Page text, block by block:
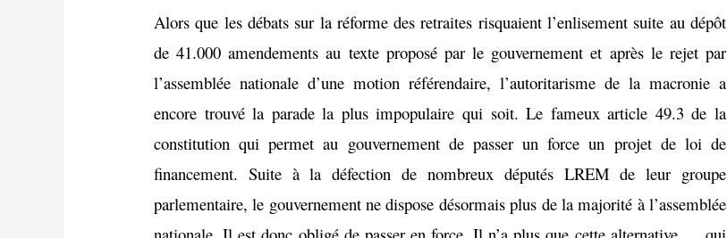
Alors que les débats sur la réforme des retraites risquaient l’enlisement suite au dépôt
de 41.000 amendements au texte proposé par le gouvernement et après le rejet par
l’assemblée nationale d’une motion référendaire, l’autoritarisme de la macronie a
encore trouvé la parade la plus impopulaire qui soit. Le fameux article 49.3 de la
constitution qui permet au gouvernement de passer un force un projet de loi de
financement. Suite à la défection de nombreux députés LREM de leur groupe
parlementaire, le gouvernement ne dispose désormais plus de la majorité à l’assemblée